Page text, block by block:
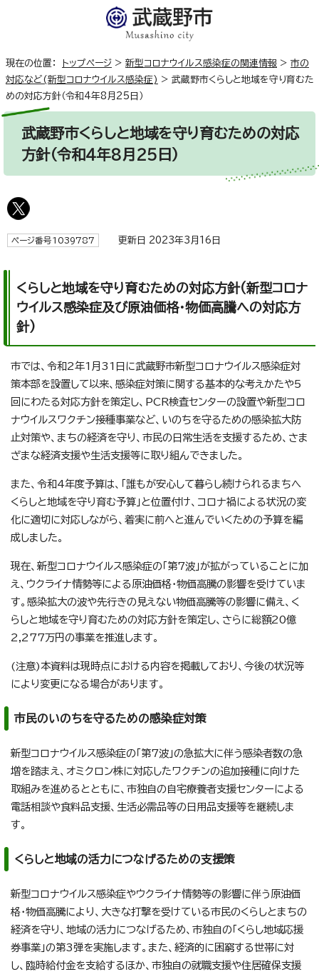
現在の位置： トップページ > 新型コロナウイルス感染症の関連情報 > 市の
対応など(新型コロナウイルス感染症) > 武蔵野市くらしと地域を守り育むた
めの対応方針（令和4年8月25日）
武蔵野市くらしと地域を守り育むための対応
方針（令和4年8月25日）
ページ番号1039787 更新日 2023年3月16日
くらしと地域を守り育むための対応方針(新型コロナ
ウイルス感染症及び原油価格・物価高騰への対応方
針)
市では、令和2年1月31日に武蔵野市新型コロナウイルス感染症対
策本部を設置して以来、感染症対策に関する基本的な考えかたや5
回にわたる対応方針を策定し、PCR検査センターの設置や新型コロ
ナウイルスワクチン接種事業など、いのちを守るための感染拡大防
止対策や、まちの経済を守り、市民の日常生活を支援するため、さま
ざまな経済支援や生活支援等に取り組んできました。
また、令和4年度予算は、「誰もが安心して暮らし続けられるまちへ
くらしと地域を守り育む予算」と位置付け、コロナ禍による状況の変
化に適切に対応しながら、着実に前へと進んでいくための予算を編
成しました。
現在、新型コロナウイルス感染症の「第7波」が拡がっていることに加
え、ウクライナ情勢等による原油価格・物価高騰の影響を受けていま
す。感染拡大の波や先行きの見えない物価高騰等の影響に備え、く
らしと地域を守り育むための対応方針を策定し、さらに総額20億
2,277万円の事業を推進します。
(注意)本資料は現時点における内容を掲載しており、今後の状況等
により変更になる場合があります。
市民のいのちを守るための感染症対策
新型コロナウイルス感染症の「第7波」の急拡大に伴う感染者数の急
増を踏まえ、オミクロン株に対応したワクチンの追加接種に向けた
取組みを進めるとともに、市独自の自宅療養者支援センターによる
電話相談や食料品支援、生活必需品等の日用品支援等を継続しま
す。
くらしと地域の活力につなげるための支援策
新型コロナウイルス感染症やウクライナ情勢等の影響に伴う原油価
格・物価高騰により、大きな打撃を受けている市民のくらしとまちの
経済を守り、地域の活力につなげるため、市独自の「くらし地域応援
券事業」の第3弾を実施します。また、経済的に困窮する世帯に対
し、臨時給付金を支給するほか、市独自の就職支援や住居確保支援